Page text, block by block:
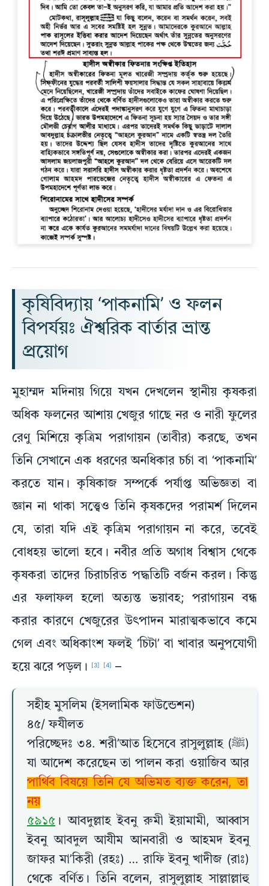
কৃষিবিদ্যায় ‘পাকনামি’ ও ফলন
বিপর্যয়ঃ ঐশ্বরিক বার্তার ভ্রান্ত
প্রয়োগ
মুহাম্মদ মদিনায় গিয়ে যখন দেখলেন স্থানীয় কৃষকরা
অধিক ফলনের আশায় খেজুর গাছে নর ও নারী ফুলের
রেণু মিশিয়ে কৃত্রিম পরাগায়ন (তাবীর) করছে, তখন
তিনি সেখানে এক ধরণের অনধিকার চর্চা বা ‘পাকনামি’
করতে যান। কৃষিকাজ সম্পর্কে পর্যাপ্ত অভিজ্ঞতা বা
জ্ঞান না থাকা সত্ত্বেও তিনি কৃষকদের পরামর্শ দিলেন
যে, তারা যদি এই কৃত্রিম পরাগায়ন না করে, তবেই
বোধহয় ভালো হবে। নবীর প্রতি অগাধ বিশ্বাস থেকে
কৃষকরা তাদের চিরাচরিত পদ্ধতিটি বর্জন করল। কিন্তু
এর ফলাফল হলো অত্যন্ত ভয়াবহ; পরাগায়ন বন্ধ
করার কারণে খেজুরের উৎপাদন মারাত্মকভাবে কমে
গেল এবং অধিকাংশ ফলই ‘চিটা’ বা খাবার অনুপযোগী
হয়ে ঝরে পড়ল।
[3] [4] –
সহীহ মুসলিম (ইসলামিক ফাউন্ডেশন)
৪৫/ ফযীলত
পরিচ্ছেদঃ ৩৪. শরী’আত হিসেবে রাসুলুল্লাহ (ﷺ)
যা আদেশ করেছেন তা পালন করা ওয়াজিব আর
পার্থিব বিষয়ে তিনি যে অভিমত ব্যক্ত করেন, তা
নয়
৫৯১৫ । আবদুল্লাহ ইবনু রুমী ইয়ামামী, আব্বাস
ইবনু আবদুল আযীম আনবারী ও আহমদ ইবনু
জাফর মা’কিরী (রহঃ) … রাফি ইবনু খাদীজ (রাঃ)
থেকে বর্ণিত। তিনি বলেন, রাসুলুল্লাহ সাল্লাল্লাহু